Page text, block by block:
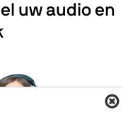
uw audio en